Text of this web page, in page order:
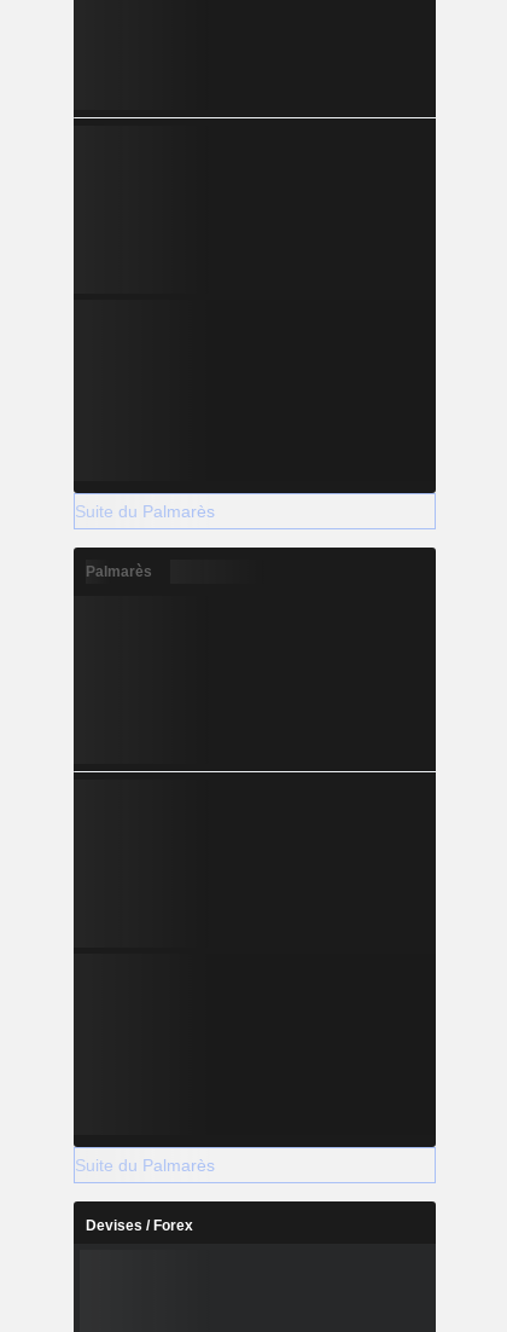
Suite du Palmarès
Palmarès
Suite du Palmarès
Devises / Forex